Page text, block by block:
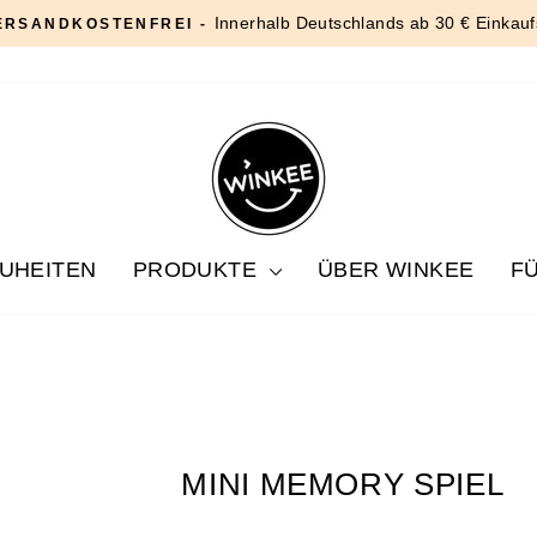
Pause
- Innerhalb Deutschlands ab 30 €
PRODUKTE ÜBER WINKEE
MINI MEMORY SPIEL